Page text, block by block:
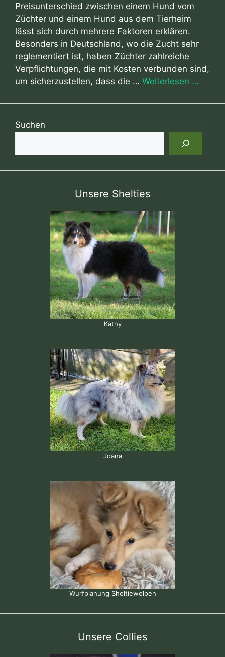
Preisunterschied zwischen einem Hund vom
Züchter und einem Hund aus dem Tierheim
lässt sich durch mehrere Faktoren erklären.
Besonders in Deutschland, wo die Zucht sehr
reglementiert ist, haben Züchter zahlreiche
Verpflichtungen, die mit Kosten verbunden sind,
um sicherzustellen, dass die … Weiterlesen …
Suchen
Unsere Shelties
Kathy
Joana
Wurfplanung Sheltiewelpen
Unsere Collies